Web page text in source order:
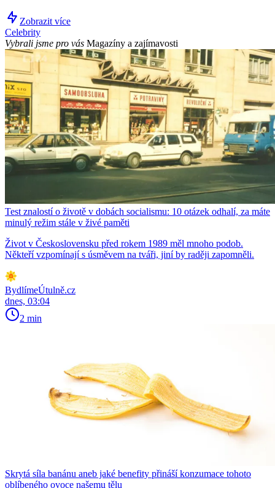
Zobrazit více
Celebrity
Vybrali jsme pro vás Magazíny a zajímavosti
Test znalostí o životě v dobách socialismu: 10 otázek odhalí, za máte
minulý režim stále v živé paměti
Život v Československu před rokem 1989 měl mnoho podob.
Někteří vzpomínají s úsměvem na tváři, jiní by raději zapomněli.
BydlímeÚtulně.cz
dnes, 03:04
2 min
Skrytá síla banánu aneb jaké benefity přináší konzumace tohoto
oblíbeného ovoce našemu tělu